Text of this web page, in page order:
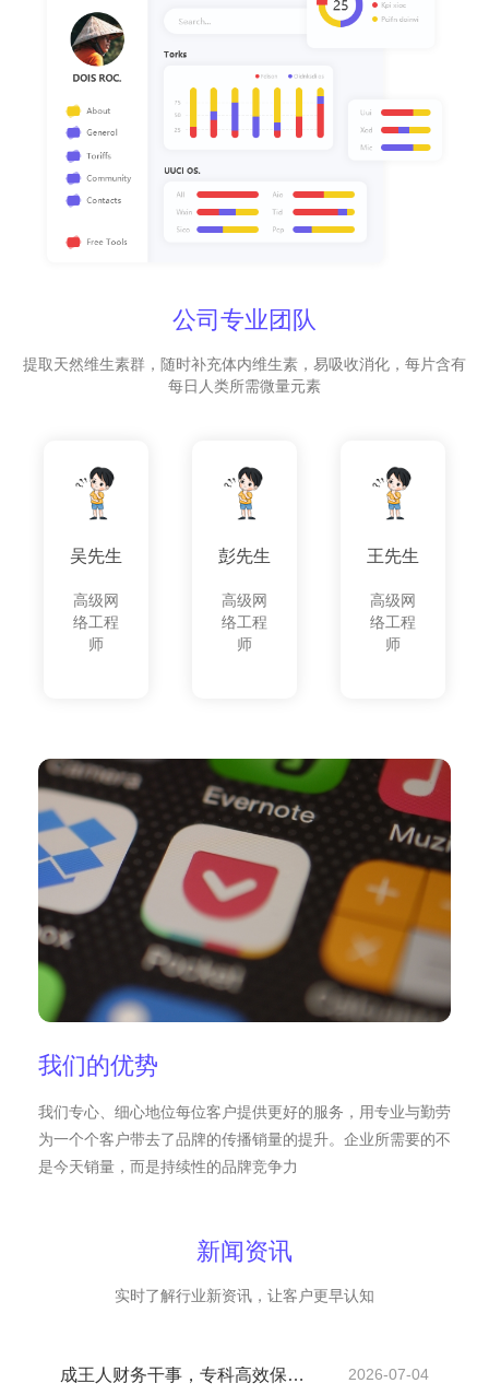
公司专业团队
提取天然维生素群，随时补充体内维生素，易吸收消化，每片含有
每日人类所需微量元素
吴先生
高级网
络工程
师
彭先生
高级网
络工程
师
王先生
高级网
络工程
师
我们的优势
我们专心、细心地位每位客户提供更好的服务，用专业与勤劳
为一个个客户带去了品牌的传播销量的提升。企业所需要的不
是今天销量，而是持续性的品牌竞争力
新闻资讯
实时了解行业新资讯，让客户更早认知
成王人财务干事，专科高效保险企业成长
2026-07-04